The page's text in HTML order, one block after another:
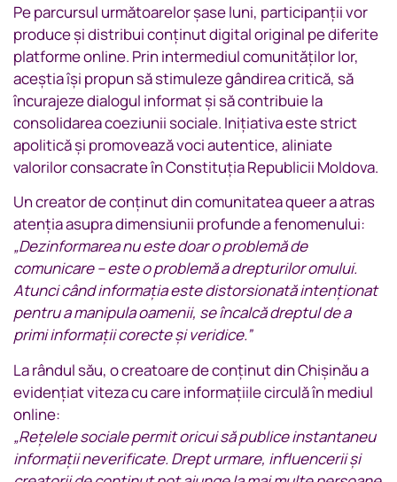
Pe parcursul următoarelor șase luni, participanții vor
produce și distribui conținut digital original pe diferite
platforme online. Prin intermediul comunităților lor,
aceștia își propun să stimuleze gândirea critică, să
încurajeze dialogul informat și să contribuie la
consolidarea coeziunii sociale. Inițiativa este strict
apolitică și promovează voci autentice, aliniate
valorilor consacrate în Constituția Republicii Moldova.
Un creator de conținut din comunitatea queer a atras
atenția asupra dimensiunii profunde a fenomenului:
„Dezinformarea nu este doar o problemă de
comunicare – este o problemă a drepturilor omului.
Atunci când informația este distorsionată intenționat
pentru a manipula oamenii, se încalcă dreptul de a
primi informații corecte și veridice.”
La rândul său, o creatoare de conținut din Chișinău a
evidențiat viteza cu care informațiile circulă în mediul
online:
„Rețelele sociale permit oricui să publice instantaneu
informații neverificate. Drept urmare, influencerii și